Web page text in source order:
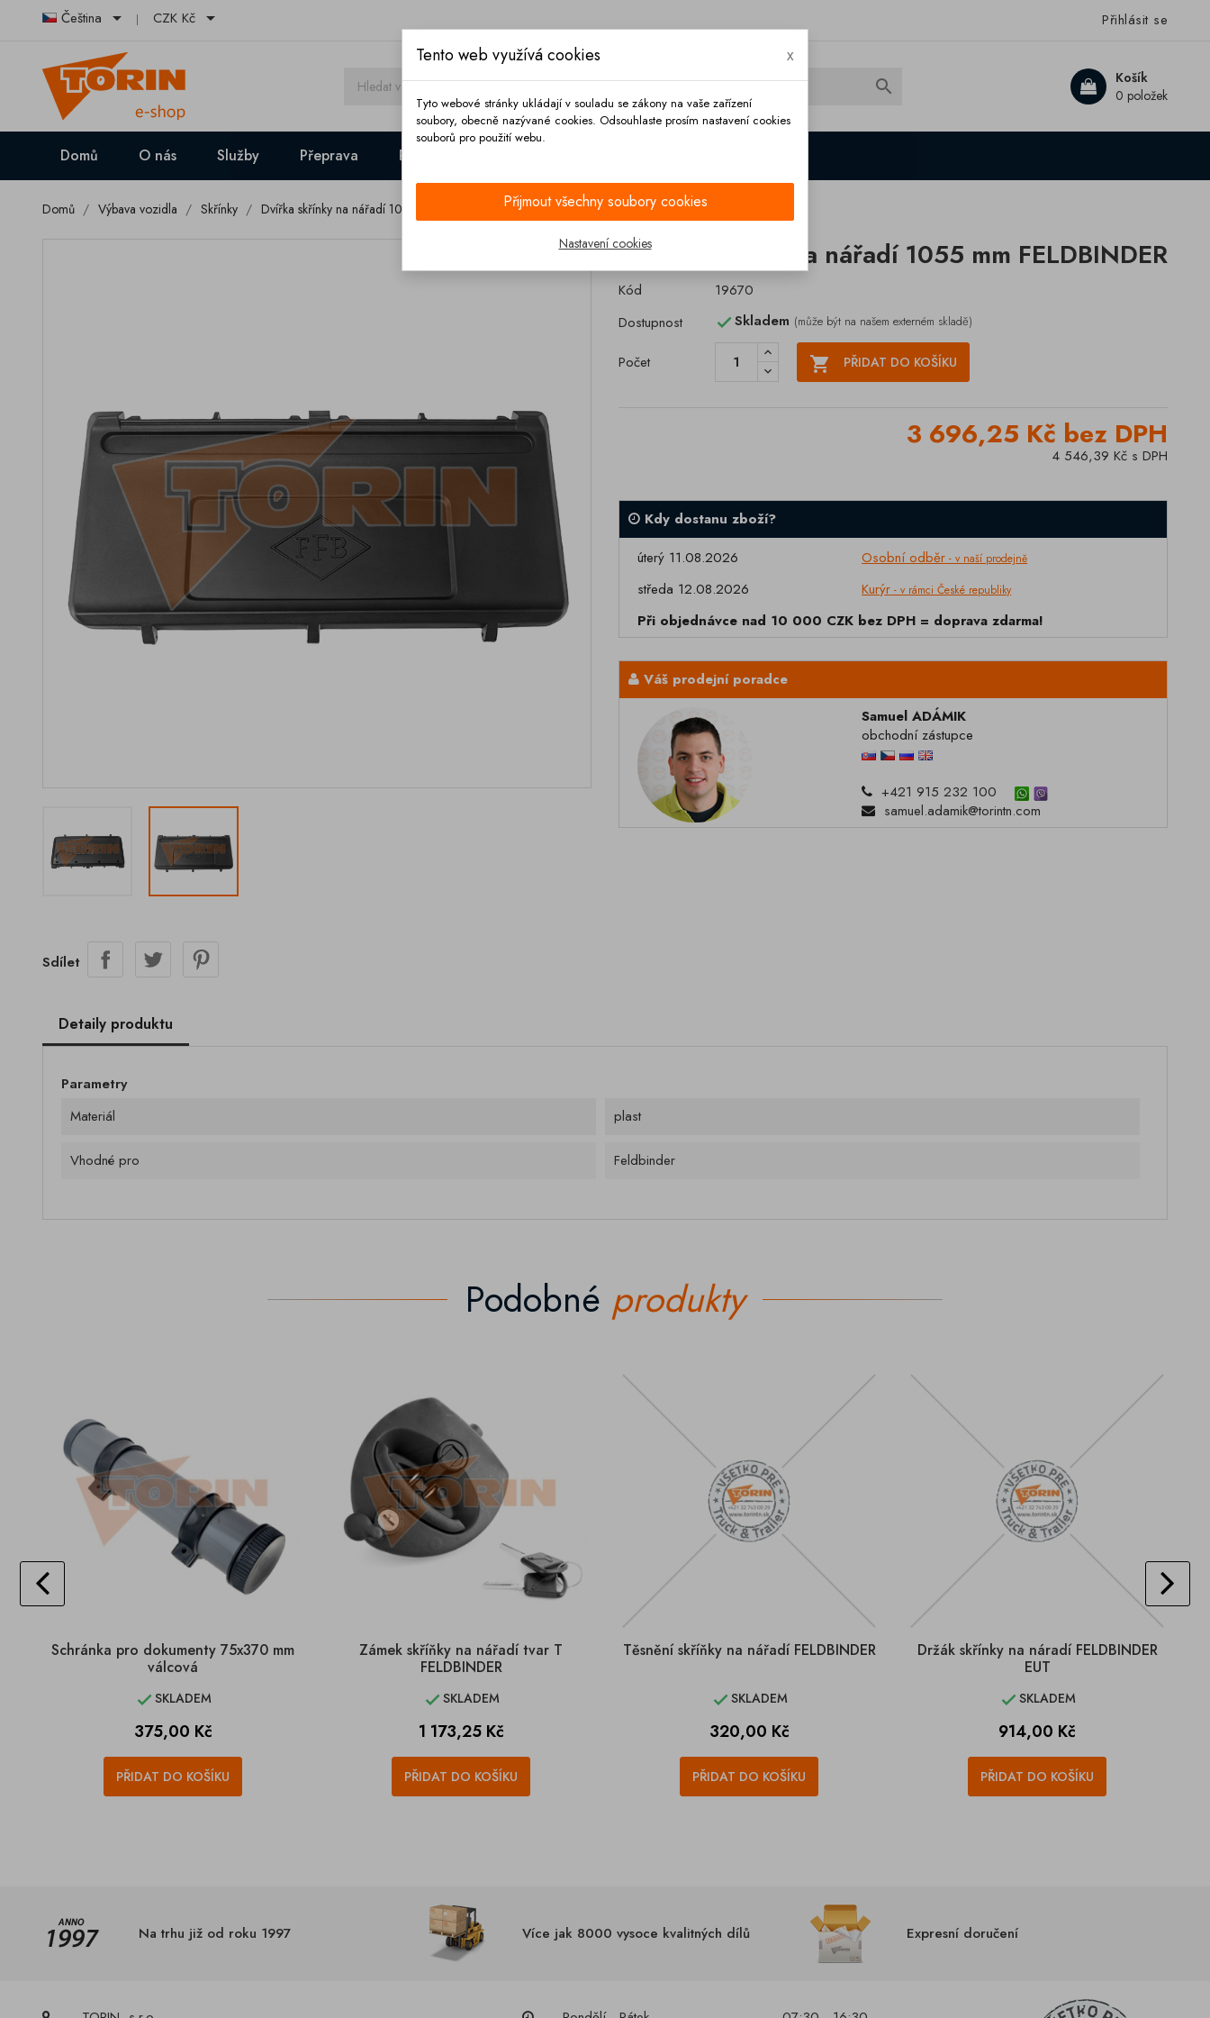
Čeština  CZK Kč  Přihlásit se
Košík
0 položek

Domů O nás Služby Přeprava Platba
Domů Výbava vozidla Skřínky Dvířka skřínky na nářadí 1055 mm FELDBINDER
Dvířka skřínky na nářadí 1055 mm FELDBINDER
Kód
19670
Dostupnost
Skladem (může být na našem externém skladě)
Počet  PŘIDAT DO KOŠÍKU
3 696,25 Kč bez DPH
4 546,39 Kč s DPH
Kdy dostanu zboží?
úterý 11.08.2026
Osobní odběr - v naší prodejně
středa 12.08.2026 Kurýr - v rámci České republiky
Při objednávce nad 10 000 CZK bez DPH = doprava zdarma!
Váš prodejní poradce
Samuel ADÁMIK
obchodní zástupce
+421 915 232 100
samuel.adamik@torintn.com
Sdílet
Detaily produktu
Parametry
Materiál
plast
Vhodné pro Feldbinder
Podobné produkty
Schránka pro dokumenty 75x370 mm
válcová
SKLADEM
Cena
375,00 Kč
PŘIDAT DO KOŠÍKU
Zámek skříňky na nářadí tvar T
FELDBINDER
SKLADEM
Cena
1 173,25 Kč
PŘIDAT DO KOŠÍKU
Těsnění skříňky na nářadí FELDBINDER
SKLADEM
Cena
320,00 Kč
PŘIDAT DO KOŠÍKU
Držák skřínky na náradí FELDBINDER
EUT
SKLADEM
Cena
914,00 Kč
PŘIDAT DO KOŠÍKU
Na trhu již od roku 1997 Více jak 8000 vysoce kvalitných dílů Expresní doručení
Tento web využívá cookies x
Tyto webové stránky ukládají v souladu se zákony na vaše zařízení
soubory, obecně nazývané cookies. Odsouhlaste prosím nastavení cookies
souborů pro použití webu.
Přijmout všechny soubory cookies
Nastavení cookies